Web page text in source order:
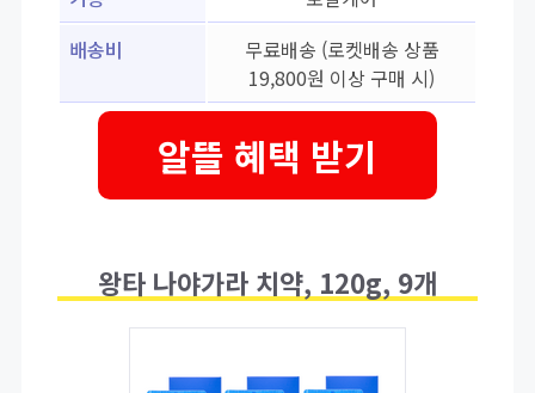
배송비
무료배송 (로켓배송 상품
19,800원 이상 구매 시)
알뜰 혜택 받기
왕타 나야가라 치약, 120g, 9개